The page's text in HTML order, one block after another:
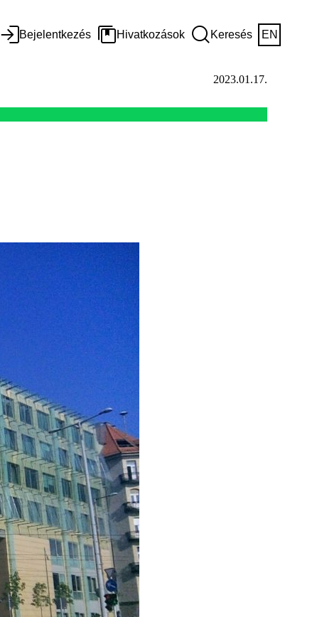
Bejelentkezés Hivatkozások Keresés EN
2023.01.17.